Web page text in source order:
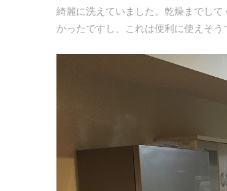
綺麗に洗えていました。乾燥までし
かったですし、これは便利に使えそう